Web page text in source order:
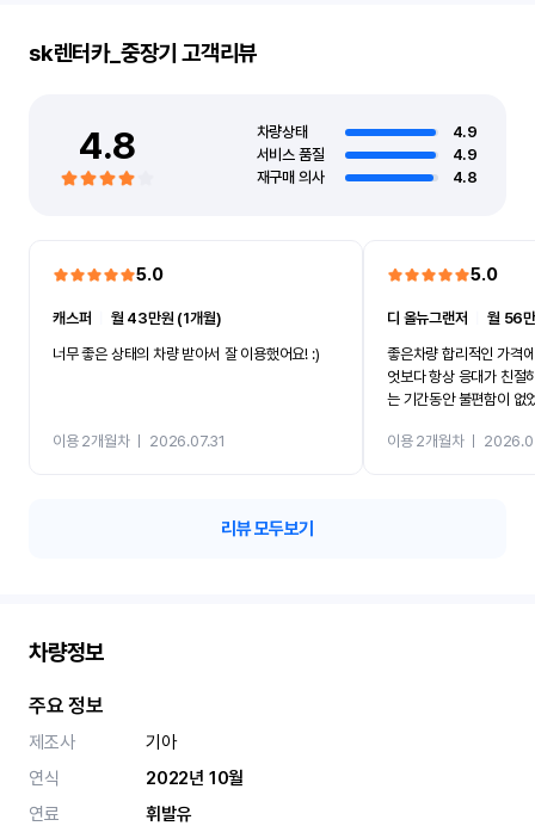
sk렌터카_중장기 고객리뷰
4.8 차량상태
4.9
서비스 품질
4.9
재구매 의사
4.8
5.0
캐스퍼
월 43만원 (1개월)
너무 좋은 상태의 차량 받아서 잘 이용했어요! :)
이용 2개월차ㅣ 2026.07.31
5.0
디 올뉴그랜저 ㅣ월 56
좋은차량 합리적인 가격
엇보다 항상 응대가 친절
는 기간동안 불편함이 없
카 렌트 고민없이 강추합
이용 2개월차ㅣ
리뷰 모두보기
차량정보
주요 정보
제조사
기아
연식
2022년 10월
연료
휘발유